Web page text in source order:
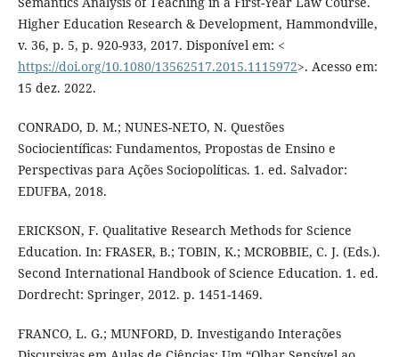
Higher Education Research & Development, Hammondville,
v. 36, p. 5, p. 920-933, 2017. Disponível em: <
https://doi.org/10.1080/13562517.2015.1115972>. Acesso em:
15 dez. 2022.
CONRADO, D. M.; NUNES-NETO, N. Questões
Sociocientíficas: Fundamentos, Propostas de Ensino e
Perspectivas para Ações Sociopolíticas. 1. ed. Salvador:
EDUFBA, 2018.
ERICKSON, F. Qualitative Research Methods for Science
Education. In: FRASER, B.; TOBIN, K.; MCROBBIE, C. J. (Eds.).
Second International Handbook of Science Education. 1. ed.
Dordrecht: Springer, 2012. p. 1451-1469.
FRANCO, L. G.; MUNFORD, D. Investigando Interações